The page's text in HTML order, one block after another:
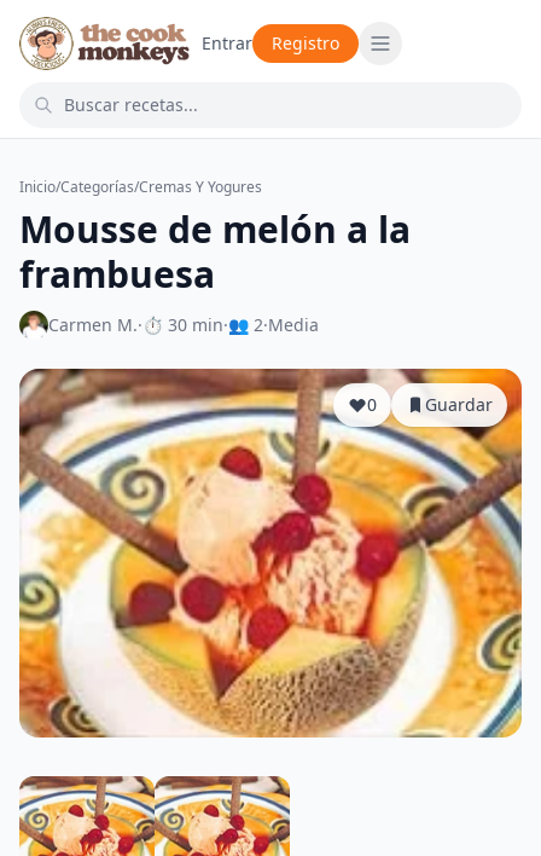
Entrar Registro
Inicio/Categorías/Cremas Y Yogures
Mousse de melón a la
frambuesa
Carmen M.·⏱ 30 min·👥 2·Media
0 Guardar